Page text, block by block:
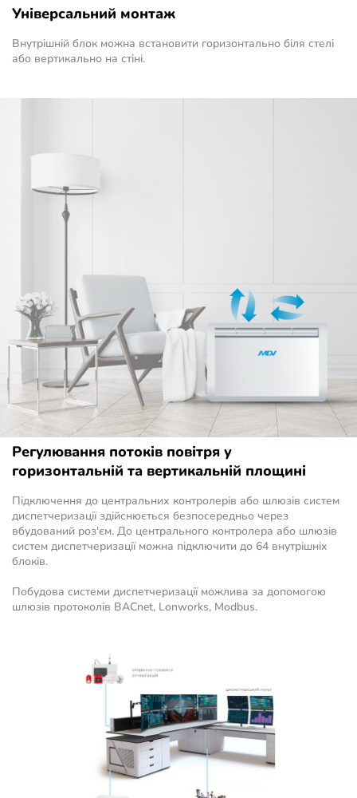
Універсальний монтаж
Внутрішній блок можна встановити горизонтально біля стелі
або вертикально на стіні.
Регулювання потоків повітря у
горизонтальній та вертикальній площині
Підключення до центральних контролерів або шлюзів систем
диспетчеризації здійснюється безпосередньо через
вбудований роз'єм. До центрального контролера або шлюзів
систем диспетчеризації можна підключити до 64 внутрішніх
блоків.
Побудова системи диспетчеризації можлива за допомогою
шлюзів протоколів BACnet, Lonworks, Modbus.